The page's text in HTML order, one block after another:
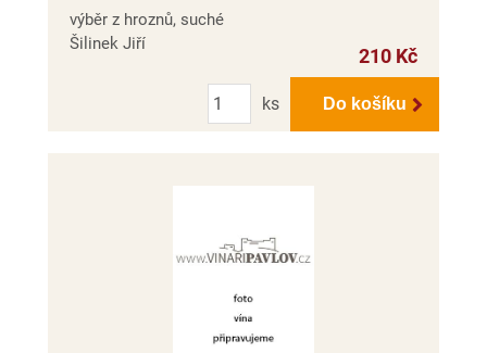
výběr z hroznů, suché
Šilinek Jiří
210 Kč
Počet
ks
Do košíku